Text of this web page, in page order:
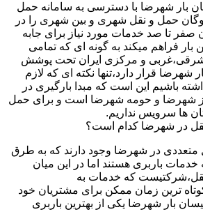
بار شهرضا با دسترسی به سامانه حمل
ناوگان حمل و نقل شهری و بین شهری را در
آن صفر تا صد خدمات مورد نیاز برای جابه
بار فراهم میکند به گونه ای که تمامی
و مرکزی ایران تحت پوشش
شهرضا قرار دارد،تنها نکته ای که لازم
باشیم این است که مبدا بارگیری در
از شهرضا و حومه شهرضا است و برای حمل
ها سرویس نداریم.
در شهرضا کدام است؟
در شهرضا وجود دارند که به طرق
باربری هستند اما در این میان
که خدمات به
ترین زمان ممکن برای مشتریان خود
بار شهرضا یکی از بهترین باربری